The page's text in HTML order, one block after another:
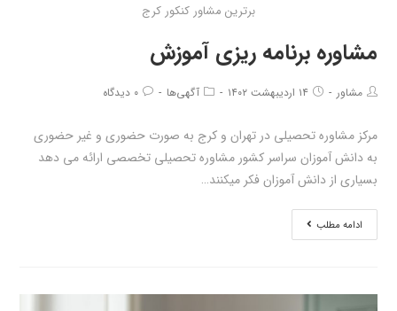
برترین مشاور کنکور کرج
مشاوره برنامه ریزی آموزش
مشاور ۱۴ اردیبهشت ۱۴۰۲ آگهی‌ها ۰ دیدگاه
مرکز مشاوره تحصیلی در تهران و کرج به صورت حضوری و غیر حضوری
به دانش آموزان سراسر کشور مشاوره تحصیلی تخصصی ارائه می دهد
بسیاری از دانش آموزان فکر میکنند…
ادامه مطلب